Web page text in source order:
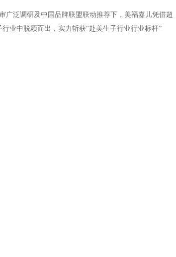
广泛调研及中国品牌联盟联动推荐下，美福嘉儿凭借超
业中脱颖而出，实力斩获“赴美生子行业行业标杆”